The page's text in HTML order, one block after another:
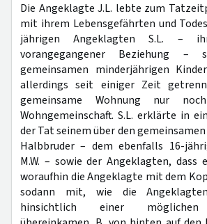
Die Angeklagte J.L. lebte zum
mit ihrem Lebensgefährten und
jährigen Angeklagten S.L. –
vorangegangener Beziehung –
gemeinsamen minderjährigen
allerdings seit einiger Zeit
gemeinsame Wohnung nur
Wohngemeinschaft. S.L. erklärte in
der Tat seinem über den
Halbbruder – dem ebenfalls 16-
M.W. – sowie der Angeklagten,
woraufhin die Angeklagte mit dem
sodann mit, wie die
hinsichtlich einer möglichen